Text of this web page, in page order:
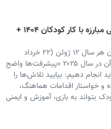
روز جهانی مبارزه با کار کودکان ۱۴۰۴ +
روز جهانی مبارزه با کار کودکان هر سال ۱۲ ژوئن (۲۲ خرداد
۱۴۰۴) برگزار می‌شود و شعار آن در سال ۲۰۲۵ «پیشرفت‌ها واضح
انجام دهیم: بیایید تلاش‌ها را
خواستار اقدامات هماهنگ،
بتواند به بازی، آموزش و ایمنی